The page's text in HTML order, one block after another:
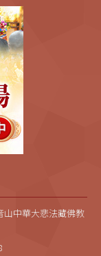
山中華大悲法藏佛教